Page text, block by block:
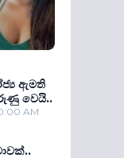
ඇමති
වෙයි..
AM